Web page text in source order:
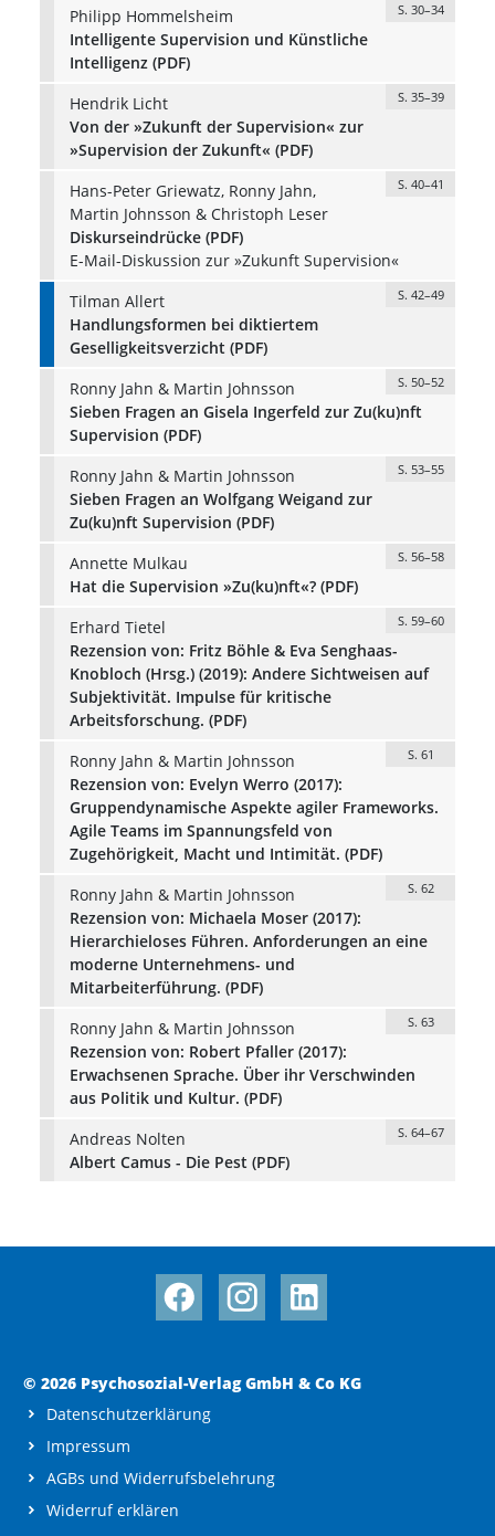
Philipp Hommelsheim
S. 30–34
Intelligente Supervision und Künstliche
Intelligenz (PDF)
Hendrik Licht
S. 35–39
Von der »Zukunft der Supervision« zur
»Supervision der Zukunft« (PDF)
Hans-Peter Griewatz, Ronny Jahn,
Martin Johnsson & Christoph Leser
S. 40–41
Diskurseindrücke (PDF)
E-Mail-Diskussion zur »Zukunft Supervision«
Tilman Allert
S. 42–49
Handlungsformen bei diktiertem
Geselligkeitsverzicht (PDF)
Ronny Jahn & Martin Johnsson
S. 50–52
Sieben Fragen an Gisela Ingerfeld zur Zu(ku)nft
Supervision (PDF)
Ronny Jahn & Martin Johnsson
S. 53–55
Sieben Fragen an Wolfgang Weigand zur
Zu(ku)nft Supervision (PDF)
Annette Mulkau
S. 56–58
Hat die Supervision »Zu(ku)nft«? (PDF)
Erhard Tietel
S. 59–60
Rezension von: Fritz Böhle & Eva Senghaas-
Knobloch (Hrsg.) (2019): Andere Sichtweisen auf
Subjektivität. Impulse für kritische
Arbeitsforschung. (PDF)
Ronny Jahn & Martin Johnsson
S. 61
Rezension von: Evelyn Werro (2017):
Gruppendynamische Aspekte agiler Frameworks.
Agile Teams im Spannungsfeld von
Zugehörigkeit, Macht und Intimität. (PDF)
Ronny Jahn & Martin Johnsson
S. 62
Rezension von: Michaela Moser (2017):
Hierarchieloses Führen. Anforderungen an eine
moderne Unternehmens- und
Mitarbeiterführung. (PDF)
Ronny Jahn & Martin Johnsson
S. 63
Rezension von: Robert Pfaller (2017):
Erwachsenen Sprache. Über ihr Verschwinden
aus Politik und Kultur. (PDF)
Andreas Nolten
S. 64–67
Albert Camus - Die Pest (PDF)
© 2026 Psychosozial-Verlag GmbH & Co KG
Datenschutzerklärung
Impressum
AGBs und Widerrufsbelehrung
Widerruf erklären